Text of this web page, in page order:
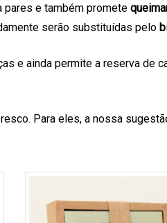
pares e também promete
serão substituídas pelo
e ainda permite a reserva de
Para eles, a nossa